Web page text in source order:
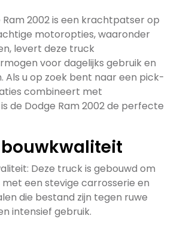
2002 is een krachtpatser op
motoropties, waaronder
levert deze truck
voor dagelijks gebruik en
Als u op zoek bent naar een pick-
combineert met
de Dodge Ram 2002 de perfecte
Deze truck is gebouwd om
een stevige carrosserie en
die bestand zijn tegen ruwe
intensief gebruik.